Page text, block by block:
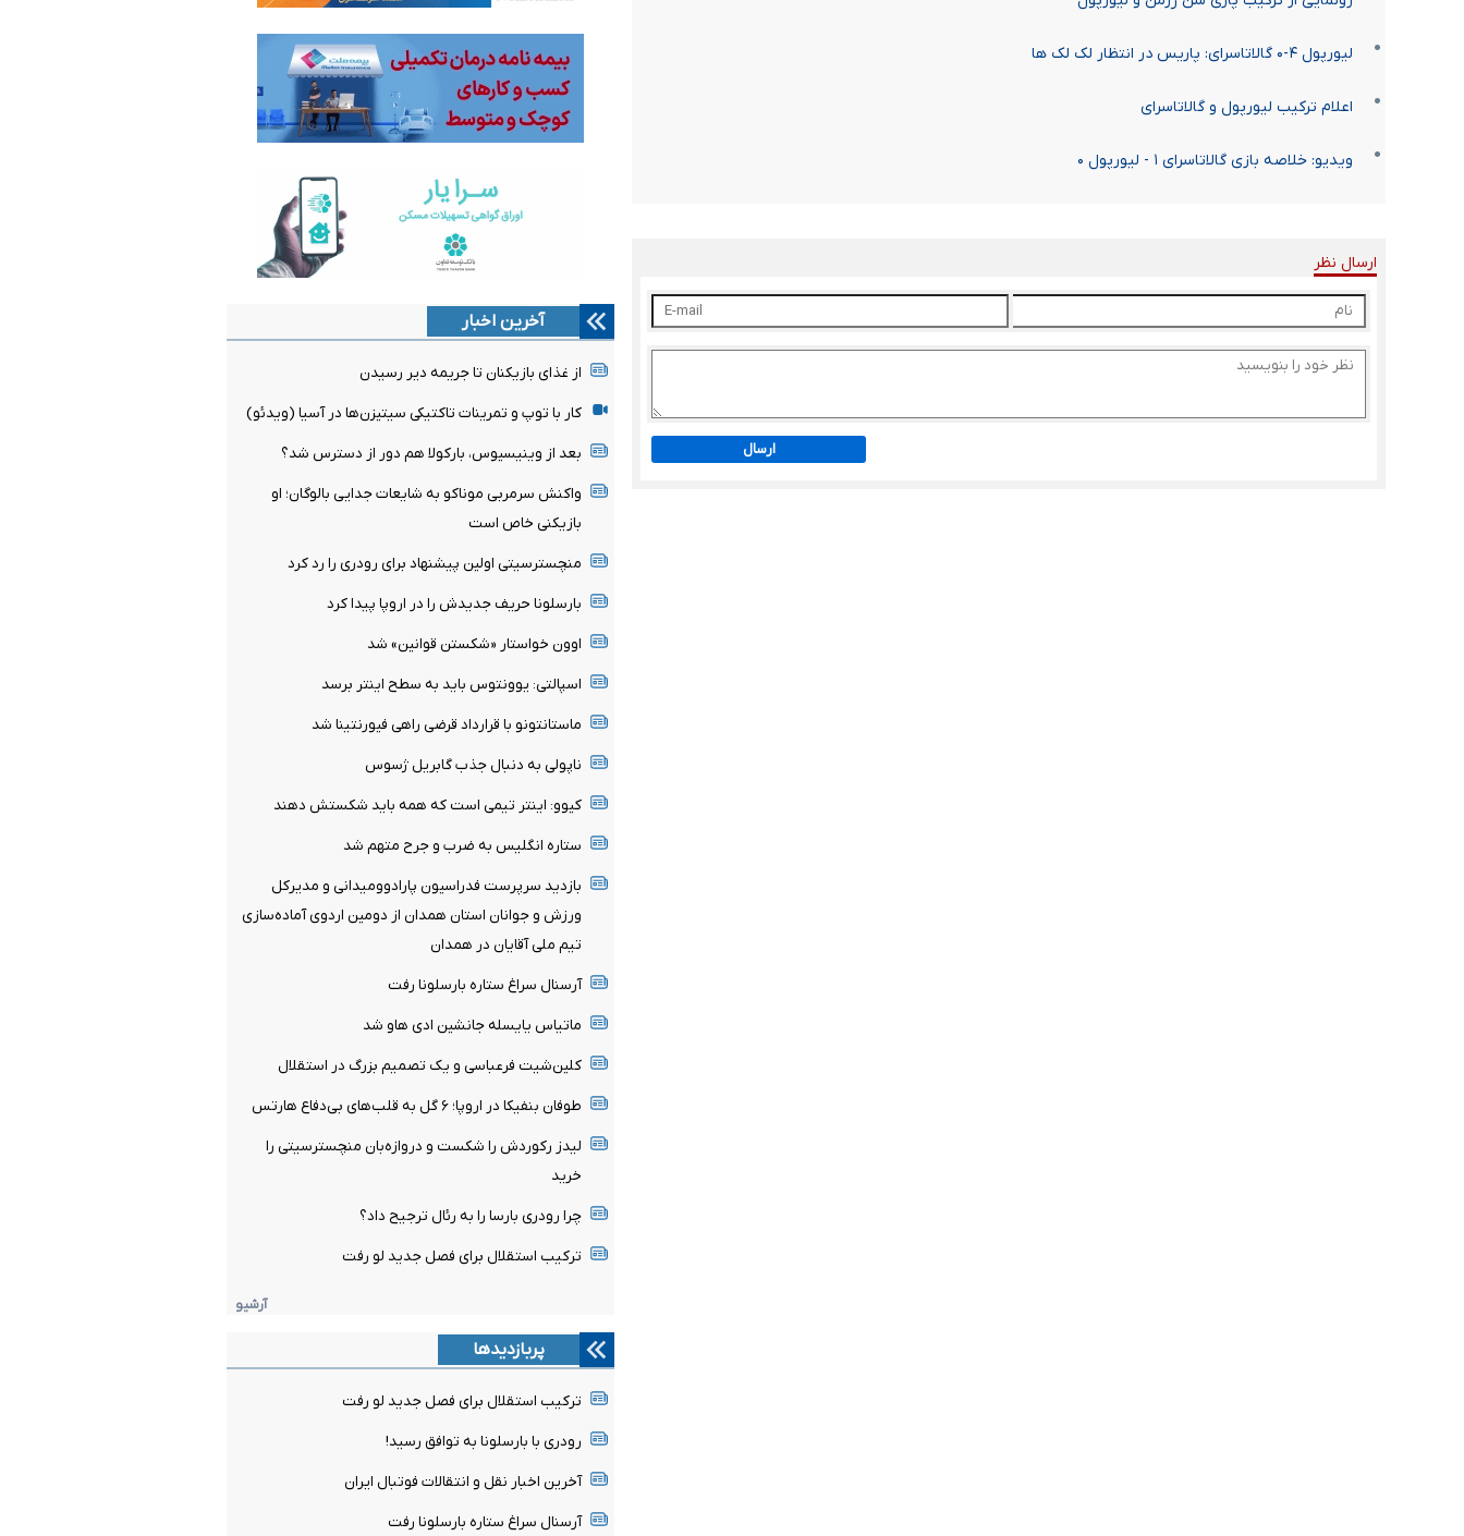
لیورپول ۴-۰ گالاتاسرای: پاریس در انتظار لک لک ها
اعلام ترکیب لیورپول و گالاتاسرای
ویدیو: خلاصه بازی گالاتاسرای ۱ - لیورپول ۰
ارسال نظر
ارسال
آخرین اخبار
از غذای بازیکنان تا جریمه دیر رسیدن
کار با توپ و تمرینات تاکتیکی سیتیزن‌ها در آسیا (ویدئو)
بعد از وینیسیوس، بارکولا هم دور از دسترس شد؟
واکنش سرمربی موناکو به شایعات جدایی بالوگان؛ او
بازیکنی خاص است
منچسترسیتی اولین پیشنهاد برای رودری را رد کرد
بارسلونا حریف جدیدش را در اروپا پیدا کرد
اوون خواستار «شکستن قوانین» شد
اسپالتی: یوونتوس باید به سطح اینتر برسد
ماستانتونو با قرارداد قرضی راهی فیورنتینا شد
ناپولی به دنبال جذب گابریل ژسوس
کیوو: اینتر تیمی است که همه باید شکستش دهند
ستاره انگلیس به ضرب و جرح متهم شد
بازدید سرپرست فدراسیون پارادوومیدانی و مدیرکل
ورزش و جوانان استان همدان از دومین اردوی آماده‌سازی
تیم ملی آقایان در همدان
آرسنال سراغ ستاره بارسلونا رفت
ماتیاس یایسله جانشین ادی هاو شد
کلین‌شیت فرعباسی و یک تصمیم بزرگ در استقلال
طوفان بنفیکا در اروپا؛ ۶ گل به قلب‌های بی‌دفاع هارتس
لیدز رکوردش را شکست و دروازه‌بان منچسترسیتی را
خرید
چرا رودری بارسا را به رئال ترجیح داد؟
ترکیب استقلال برای فصل جدید لو رفت
آرشیو
پربازدیدها
ترکیب استقلال برای فصل جدید لو رفت
رودری با بارسلونا به توافق رسید!
آخرین اخبار نقل و انتقالات فوتبال ایران
آرسنال سراغ ستاره بارسلونا رفت